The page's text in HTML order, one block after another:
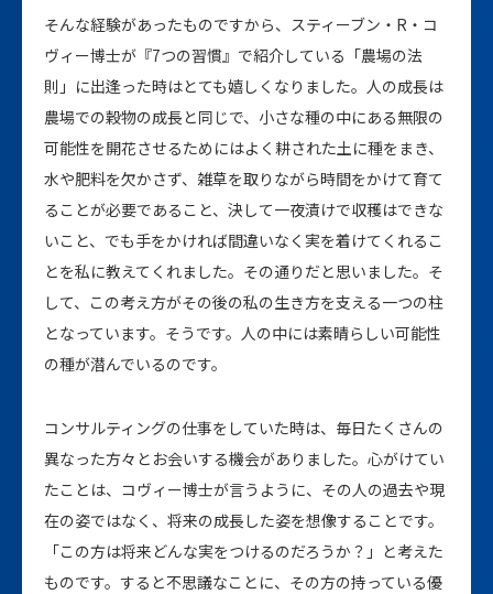
そんな経験があったものですから、スティーブン・R・コ
ヴィー博士が『7つの習慣』で紹介している「農場の法
則」に出逢った時はとても嬉しくなりました。人の成長は
農場での穀物の成長と同じで、小さな種の中にある無限の
可能性を開花させるためにはよく耕された土に種をまき、
水や肥料を欠かさず、雑草を取りながら時間をかけて育て
ることが必要であること、決して一夜漬けで収穫はできな
いこと、でも手をかければ間違いなく実を着けてくれるこ
とを私に教えてくれました。その通りだと思いました。そ
して、この考え方がその後の私の生き方を支える一つの柱
となっています。そうです。人の中には素晴らしい可能性
の種が潜んでいるのです。
コンサルティングの仕事をしていた時は、毎日たくさんの
異なった方々とお会いする機会がありました。心がけてい
たことは、コヴィー博士が言うように、その人の過去や現
在の姿ではなく、将来の成長した姿を想像することです。
「この方は将来どんな実をつけるのだろうか？」と考えた
ものです。すると不思議なことに、その方の持っている優